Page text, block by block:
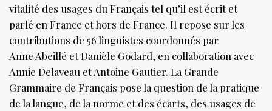
vitalité des usages du Français tel qu’il est écrit et
parlé en France et hors de France. Il repose sur les
contributions de 56 linguistes coordonnés par
Anne Abeillé et Danièle Godard, en collaboration avec
Annie Delaveau et Antoine Gautier. La Grande
Grammaire de Français pose la question de la pratique
de la langue, de la norme et des écarts, des usages de